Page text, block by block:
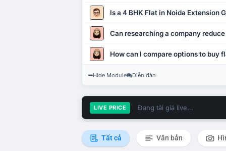
Is a 4 BHK Flat in Noida Extension
Can researching a company
How can I compare options to buy
Hide Module Diễn đàn
LIVE PRICE Đang tải giá live...
Tất cả Văn bản